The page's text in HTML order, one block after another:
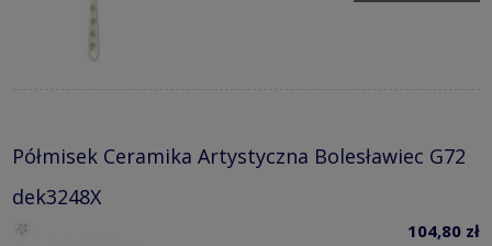
Półmisek Ceramika Artystyczna Bolesławiec G72
dek3248X
104,80 zł